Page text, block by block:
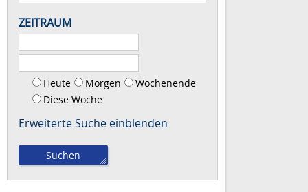
ZEITRAUM
Heute Morgen
Wochenende
Diese Woche
Erweiterte Suche